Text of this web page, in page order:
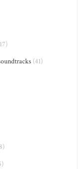
(41)